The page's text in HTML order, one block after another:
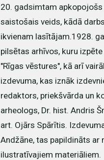
20. gadsimtam
saistošais veids, kādā
ikvienam lasītājam.1928.
pilsētas arhīvos, kuru
"Rīgas vēstures", kā arī
izdevuma, kas iznāk
redaktors, priekšvārda un
arheologs, Dr. hist. Andris
art. Ojārs Spārītis.
Andžāne, tas papildināts
ilustratīvajiem materiāliem.